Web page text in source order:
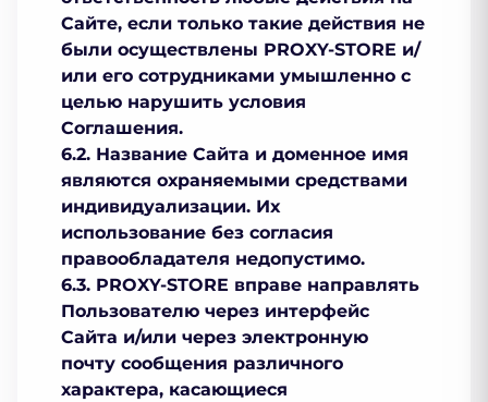
Сайте, если только такие действия не
были осуществлены PROXY-STORE и/
или его сотрудниками умышленно с
целью нарушить условия
Соглашения.
6.2. Название Сайта и доменное имя
являются охраняемыми средствами
индивидуализации. Их
использование без согласия
правообладателя недопустимо.
6.3. PROXY-STORE вправе направлять
Пользователю через интерфейс
Сайта и/или через электронную
почту сообщения различного
характера, касающиеся